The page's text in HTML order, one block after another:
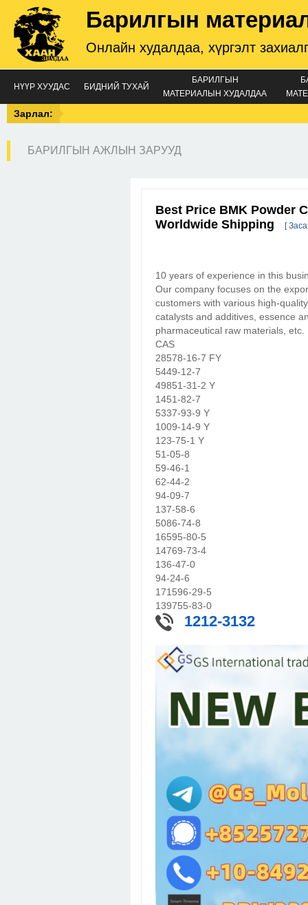
Барилгын
Онлайн худалдаа, хүргэлт
НҮҮР ХУУДАС БИДНИЙ ТУХАЙ
БАРИЛГЫН
МАТЕРИАЛЫН ХУДАЛДАА
Зарлал:
БАРИЛГЫН АЖЛЫН ЗАРУУД
Best Price BMK Powder
Worldwide Shipping
[
10 years of experience in this
Our company focuses on the
customers with various high-
catalysts and additives, essence
pharmaceutical raw materials, etc.
CAS
28578-16-7 FY
5449-12-7
49851-31-2 Y
1451-82-7
5337-93-9 Y
1009-14-9 Y
123-75-1 Y
51-05-8
59-46-1
62-44-2
94-09-7
137-58-6
5086-74-8
16595-80-5
14769-73-4
136-47-0
94-24-6
171596-29-5
139755-83-0
1212-3132